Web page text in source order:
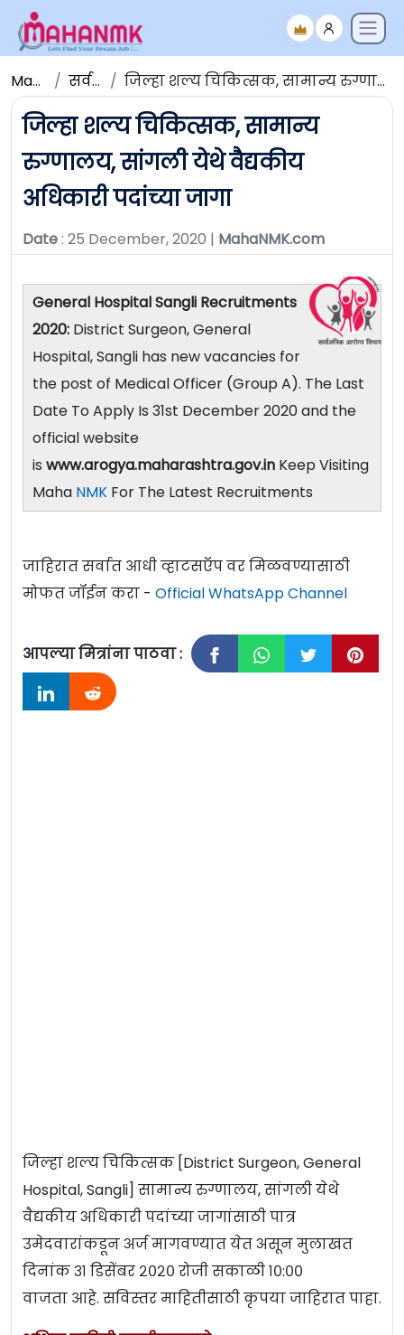
Maha NMK सर्व जाहिराती जिल्हा शल्य चिकित्सक, सामान्य रुग्णालय, सांगली येथे वैद्यकीय अधिकारी पदांच्या जागा
जिल्हा शल्य चिकित्सक, सामान्य
रुग्णालय, सांगली येथे वैद्यकीय
अधिकारी पदांच्या जागा
Date: 25 December, 2020 | MahaNMK.com
General Hospital Sangli Recruitments
2020: District Surgeon, General
Hospital, Sangli has new vacancies for
the post of Medical Officer (Group A). The Last
Date To Apply Is 31st December 2020 and the
official website
is www.arogya.maharashtra.gov.in Keep Visiting
Maha NMK For The Latest Recruitments
जाहिरात सर्वात आधी व्हाटसऍप वर मिळवण्यासाठी
मोफत जॉईन करा - Official WhatsApp Channel
आपल्या मित्रांना पाठवा :
जिल्हा शल्य चिकित्सक [District Surgeon, General
Hospital, Sangli] सामान्य रुग्णालय, सांगली येथे
वैद्यकीय अधिकारी पदांच्या जागांसाठी पात्र
उमेदवारांकडून अर्ज मागवण्यात येत असून मुलाखत
दिनांक ३१ डिसेंबर २०२० रोजी सकाळी १०:००
वाजता आहे. सविस्तर माहितीसाठी कृपया जाहिरात पाहा.